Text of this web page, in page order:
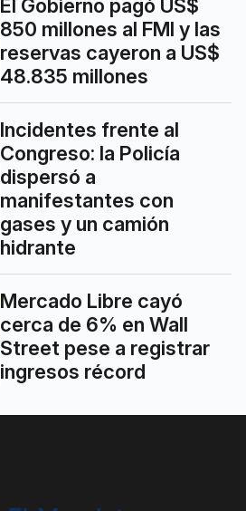
El Gobierno pagó US$
850 millones al FMI y las
reservas cayeron a US$
48.835 millones
Incidentes frente al
Congreso: la Policía
dispersó a
manifestantes con
gases y un camión
hidrante
Mercado Libre cayó
cerca de 6% en Wall
Street pese a registrar
ingresos récord